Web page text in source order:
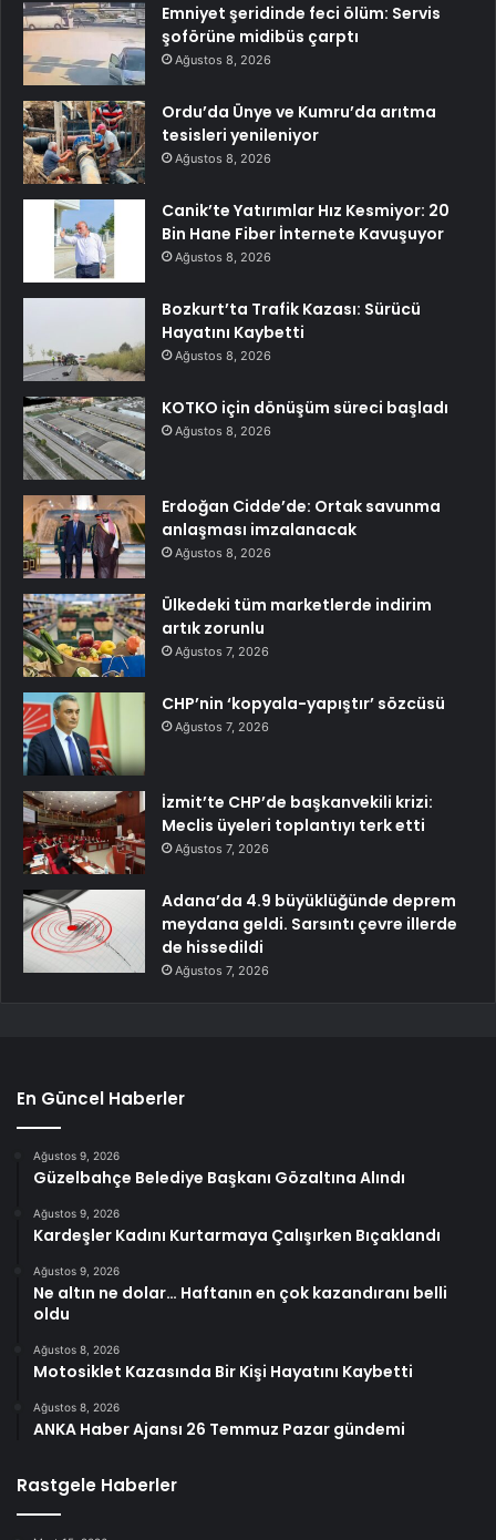
Emniyet şeridinde feci ölüm: Servis
şoförüne midibüs çarptı
Ağustos 8, 2026
Ordu’da Ünye ve Kumru’da arıtma
tesisleri yenileniyor
Ağustos 8, 2026
Canik’te Yatırımlar Hız Kesmiyor: 20
Bin Hane Fiber İnternete Kavuşuyor
Ağustos 8, 2026
Bozkurt’ta Trafik Kazası: Sürücü
Hayatını Kaybetti
Ağustos 8, 2026
KOTKO için dönüşüm süreci başladı
Ağustos 8, 2026
Erdoğan Cidde’de: Ortak savunma
anlaşması imzalanacak
Ağustos 8, 2026
Ülkedeki tüm marketlerde indirim
artık zorunlu
Ağustos 7, 2026
CHP’nin ‘kopyala-yapıştır’ sözcüsü
Ağustos 7, 2026
İzmit’te CHP’de başkanvekili krizi:
Meclis üyeleri toplantıyı terk etti
Ağustos 7, 2026
Adana’da 4.9 büyüklüğünde deprem
meydana geldi. Sarsıntı çevre illerde
de hissedildi
Ağustos 7, 2026
En Güncel Haberler
Ağustos 9, 2026
Güzelbahçe Belediye Başkanı Gözaltına Alındı
Ağustos 9, 2026
Kardeşler Kadını Kurtarmaya Çalışırken Bıçaklandı
Ağustos 9, 2026
Ne altın ne dolar… Haftanın en çok kazandıranı belli
oldu
Ağustos 8, 2026
Motosiklet Kazasında Bir Kişi Hayatını Kaybetti
Ağustos 8, 2026
ANKA Haber Ajansı 26 Temmuz Pazar gündemi
Rastgele Haberler